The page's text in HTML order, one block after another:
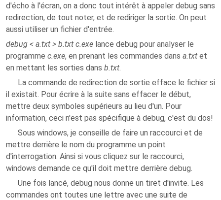
d'écho à l'écran, on a donc tout intérêt à appeler debug sans
redirection, de tout noter, et de rediriger la sortie. On peut
aussi utiliser un fichier d'entrée.
debug < a.txt > b.txt c.exe lance debug pour analyser le
programme c.exe, en prenant les commandes dans a.txt et
en mettant les sorties dans b.txt.
La commande de redirection de sortie efface le fichier si
il existait. Pour écrire à la suite sans effacer le début,
mettre deux symboles supérieurs au lieu d'un. Pour
information, ceci n'est pas spécifique à debug, c'est du dos!
Sous windows, je conseille de faire un raccourci et de
mettre derrière le nom du programme un point
d'interrogation. Ainsi si vous cliquez sur le raccourci,
windows demande ce qu'il doit mettre derrière debug.
Une fois lancé, debug nous donne un tiret d'invite. Les
commandes ont toutes une lettre avec une suite de